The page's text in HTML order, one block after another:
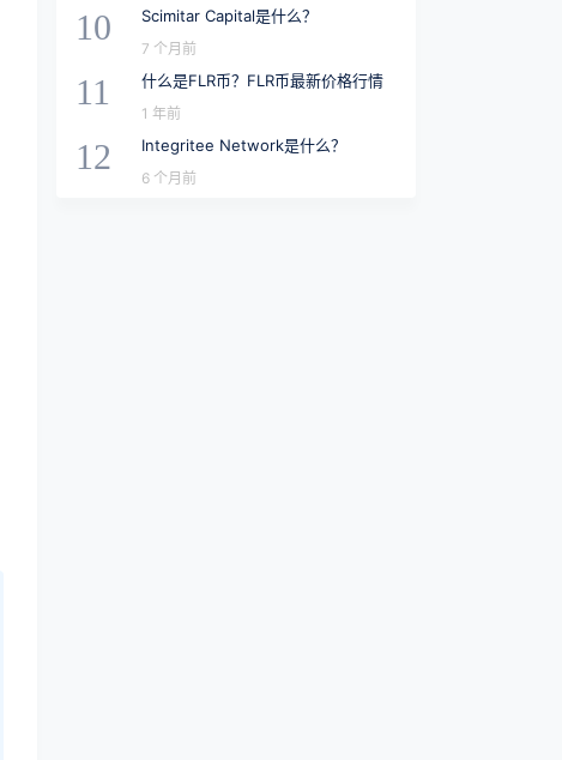
10 Scimitar Capital是什么？
7 个月前
11 什么是FLR币？FLR币最新价格行情
1 年前
12 Integritee Network是什么？
6 个月前